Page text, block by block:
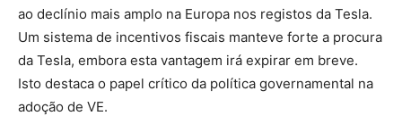
ao declínio mais amplo na Europa nos registos da Tesla.
Um sistema de incentivos fiscais manteve forte a procura
da Tesla, embora esta vantagem irá expirar em breve.
Isto destaca o papel crítico da política governamental na
adoção de VE.